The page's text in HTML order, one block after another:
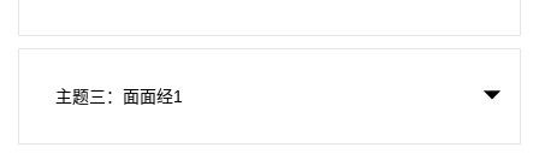
主题三：面面经1